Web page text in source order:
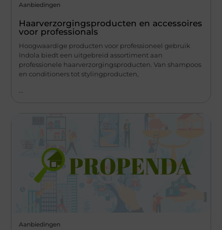
Aanbiedingen
Haarverzorgingsproducten en accessoires
voor professionals
Hoogwaardige producten voor professioneel gebruik
Indola biedt een uitgebreid assortiment aan
professionele haarverzorgingsproducten. Van shampoos
en conditioners tot stylingproducten,
Aanbiedingen